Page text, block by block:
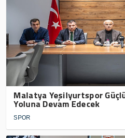
Malatya Yeşilyurtspor
Yoluna Devam Edecek
SPOR